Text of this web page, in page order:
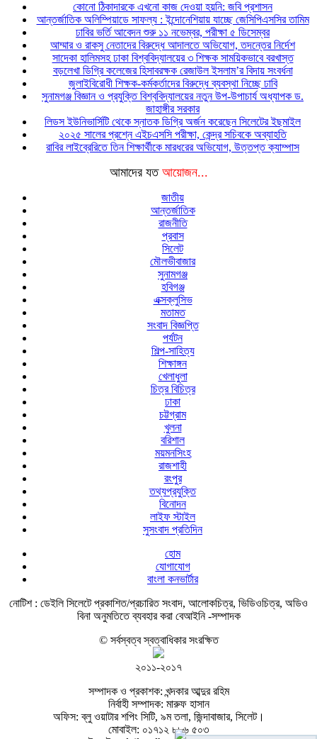
কোনো ঠিকাদারকে এখনো কাজ দেওয়া হয়নি: জবি প্রশাসন
আন্তর্জাতিক অলিম্পিয়াডে সাফল্য : ইন্দোনেশিয়ায় যাচ্ছে জেসিপিএসসির তামিম
ঢাবির ভর্তি আবেদন শুরু ১১ নভেম্বর, পরীক্ষা ৫ ডিসেম্বর
আম্মার ও রাকসু নেতাদের বিরুদ্ধে আদালতে অভিযোগ, তদন্তের নির্দেশ
সাদেকা হালিমসহ ঢাকা বিশ্ববিদ্যালয়ের ৩ শিক্ষক সাময়িকভাবে বরখাস্ত
বড়লেখা ডিগ্রি কলেজের হিসাবরক্ষক রেজাউল ইসলাম’র বিদায় সংবর্ধনা
জুলাইবিরোধী শিক্ষক-কর্মকর্তাদের বিরুদ্ধে ব্যবস্থা নিচ্ছে ঢাবি
সুনামগঞ্জ বিজ্ঞান ও প্রযুক্তি বিশ্ববিদ্যালয়ের নতুন উপ-উপাচার্য অধ্যাপক ড.
জাহাঙ্গীর সরকার
লিডস ইউনিভার্সিটি থেকে স্নাতক ডিগ্রি অর্জন করেছেন সিলেটের ইছমাইল
২০২৫ সালের প্রশ্নে এইচএসসি পরীক্ষা, কেন্দ্র সচিবকে অব্যাহতি
রাবির লাইব্রেরিতে তিন শিক্ষার্থীকে মারধরের অভিযোগ, উত্তপ্ত ক্যাম্পাস
আমাদের যত আয়োজন...
জাতীয়
আন্তর্জাতিক
রাজনীতি
প্রবাস
সিলেট
মৌলভীবাজার
সুনামগঞ্জ
হবিগঞ্জ
এক্সক্লুসিভ
মতামত
সংবাদ বিজ্ঞপ্তি
পর্যটন
শিল্প-সাহিত্য
শিক্ষাঙ্গন
খেলাধুলা
চিত্র বিচিত্র
ঢাকা
চট্টগ্রাম
খুলনা
বরিশাল
ময়মনসিংহ
রাজশাহী
রংপুর
তথ্যপ্রযুক্তি
বিনোদন
লাইফ স্টাইল
সুসংবাদ প্রতিদিন
হোম
যোগাযোগ
বাংলা কনভার্টার
নোটিশ : ডেইলি সিলেটে প্রকাশিত/প্রচারিত সংবাদ, আলোকচিত্র, ভিডিওচিত্র, অডিও
বিনা অনুমতিতে ব্যবহার করা বেআইনি -সম্পাদক
© সর্বস্বত্ব স্বত্বাধিকার সংরক্ষিত
২০১১-২০১৭
সম্পাদক ও প্রকাশক: খন্দকার আব্দুর রহিম
নির্বাহী সম্পাদক: মারুফ হাসান
অফিস: ব্লু ওয়াটার শপিং সিটি, ৯ম তলা, জিন্দাবাজার, সিলেট।
মোবাইল: ০১৭১২ ৮৮৬ ৫০৩